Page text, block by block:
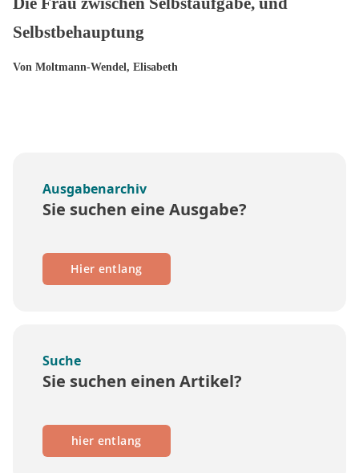
Selbstbehauptung
Von Moltmann-Wendel, Elisabeth
Ausgabenarchiv
Sie suchen eine Ausgabe?
Hier entlang
Suche
Sie suchen einen Artikel?
hier entlang